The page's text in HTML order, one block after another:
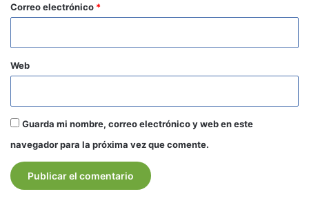
*
Correo electrónico *
Web
Guarda mi nombre, correo electrónico y web en este
navegador para la próxima vez que comente.